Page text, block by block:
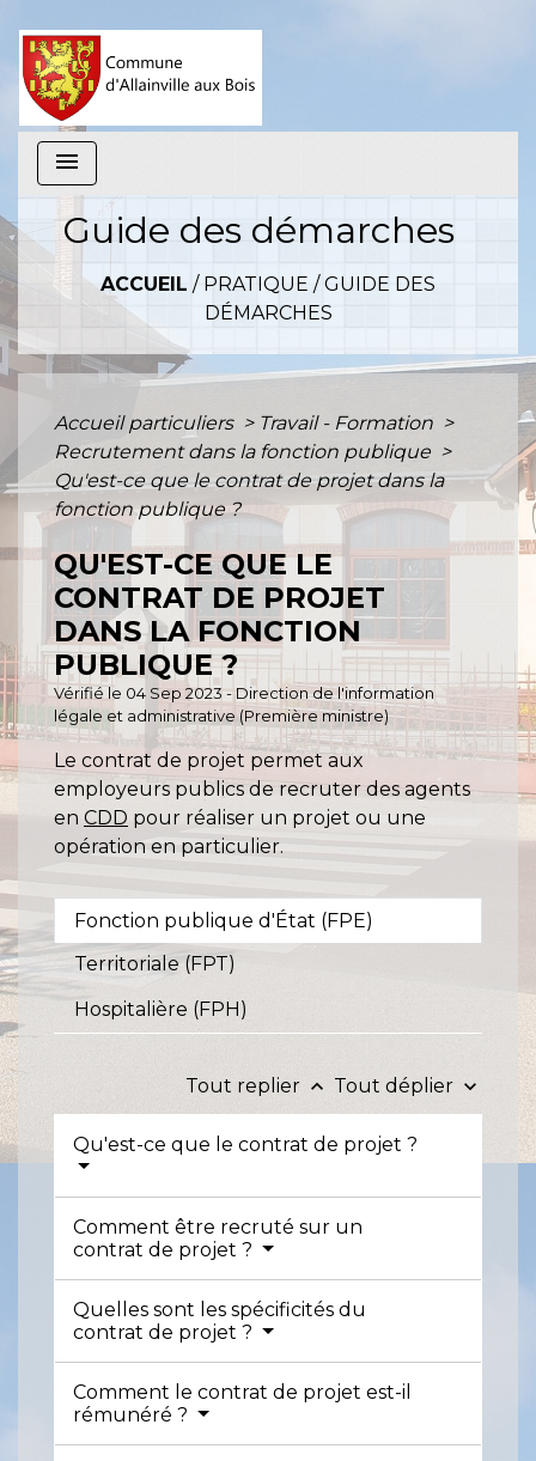
menu
Guide des démarches
ACCUEIL / PRATIQUE /GUIDE DES
DÉMARCHES
Accueil particuliers > Travail - Formation >
Recrutement dans la fonction publique >
Qu'est-ce que le contrat de projet dans la
fonction publique ?
QU'EST-CE QUE LE
CONTRAT DE PROJET
DANS LA FONCTION
PUBLIQUE ?
Vérifié le 04 Sep 2023 - Direction de l'information
légale et administrative (Première ministre)
Le contrat de projet permet aux
employeurs publics de recruter des agents
en CDD pour réaliser un projet ou une
opération en particulier.
Fonction publique d'État (FPE)
Territoriale (FPT)
Hospitalière (FPH)
Tout replier keyboard_arrow_up Tout déplier keyboard_arrow_down
Qu'est-ce que le contrat de projet ?
Comment être recruté sur un
contrat de projet ?
Quelles sont les spécificités du
contrat de projet ?
Comment le contrat de projet est-il
rémunéré ?